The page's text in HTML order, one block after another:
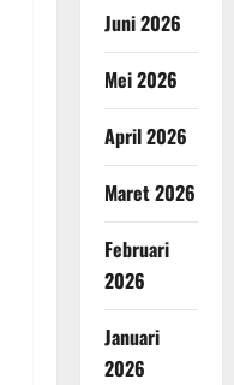
Juni 2026
Mei 2026
April 2026
Maret 2026
Februari
2026
Januari
2026